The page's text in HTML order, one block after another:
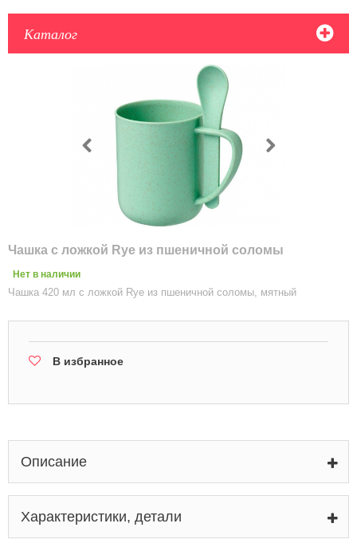
Каталог
Чашка с ложкой Rye из пшеничной соломы
Нет в наличии
Чашка 420 мл с ложкой Rye из пшеничной соломы, мятный
В избранное
Описание
Характеристики, детали